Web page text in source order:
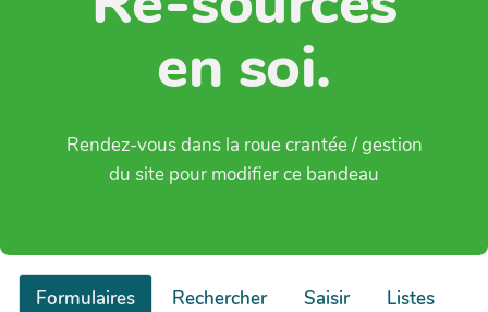
en soi.
Rendez-vous dans la roue crantée / gestion
du site pour modifier ce bandeau
Formulaires Rechercher Saisir
Listes